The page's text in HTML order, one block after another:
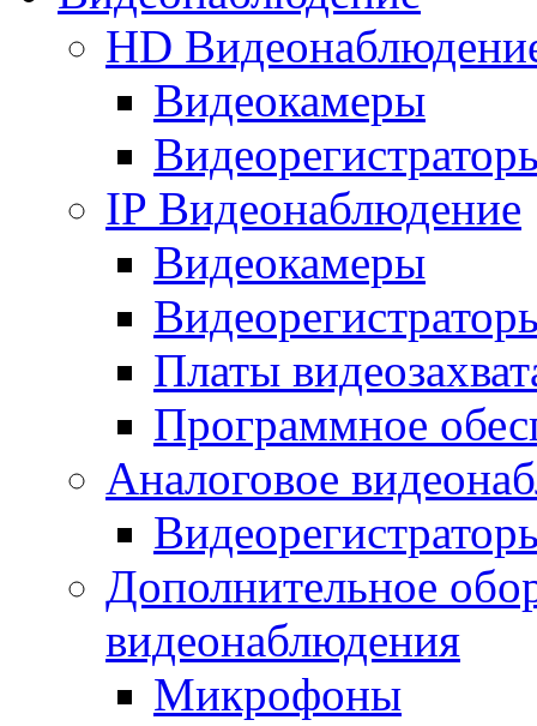
HD
Видеокамеры
IP Видеонаблюдение
Видеокамеры
Платы
Программное
Аналоговое
Дополнительное
видеонаблюдения
Микрофоны